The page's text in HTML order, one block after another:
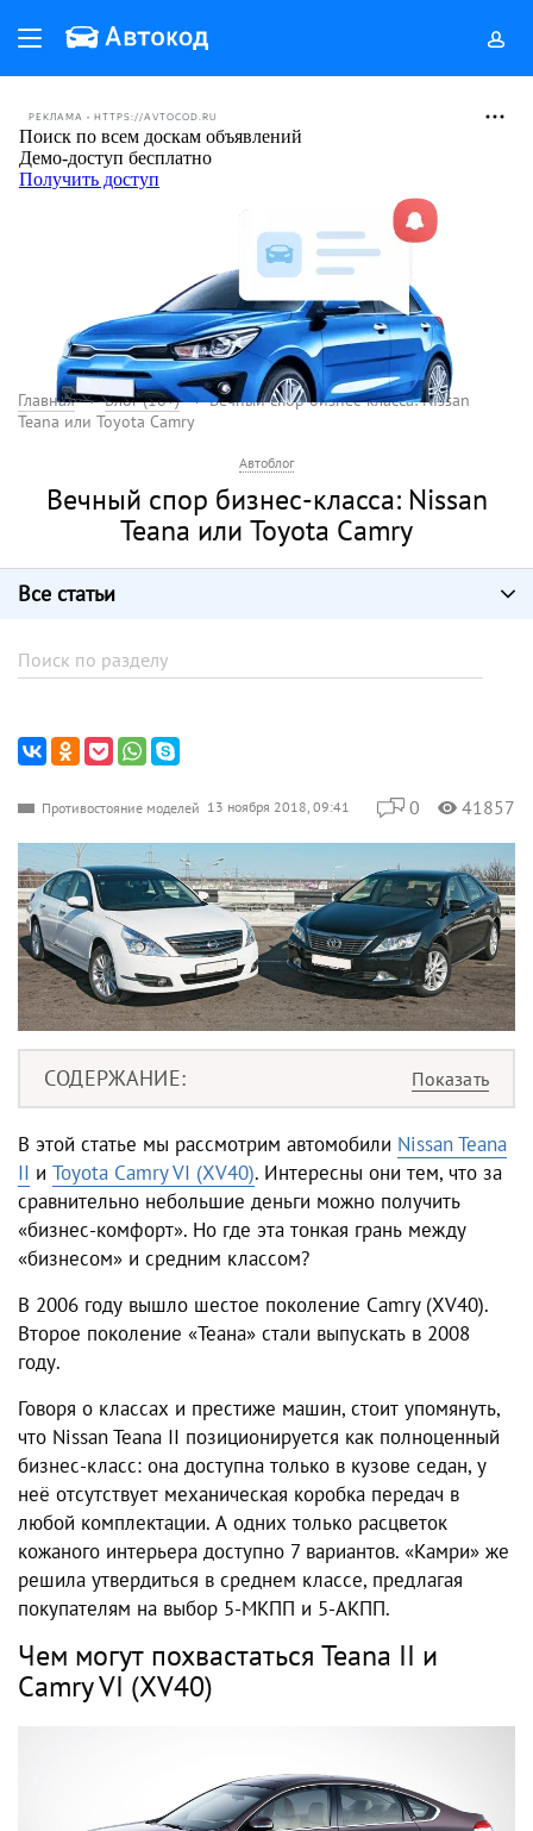
РЕКЛАМА • HTTPS://AVTOCOD.RU
Главная Блог (18+)
Вечный спор бизнес-класса: Nissan
Teana или Toyota Camry
Автоблог
Вечный спор бизнес-класса: Nissan
Teana или Toyota Camry
Все статьи
Противостояние моделей 13 ноября 2018, 09:41 0 41857
СОДЕРЖАНИЕ
В этой статье мы рассмотрим автомобили Nissan Teana
II и Toyota Camry VI (XV40). Интересны они тем, что за
сравнительно небольшие деньги можно получить
«бизнес-комфорт». Но где эта тонкая грань между
«бизнесом» и средним классом?
В 2006 году вышло шестое поколение Camry (XV40).
Второе поколение «Теана» стали выпускать в 2008
году.
Говоря о классах и престиже машин, стоит упомянуть,
что Nissan Teana II позиционируется как полноценный
бизнес-класс: она доступна только в кузове седан, у
неё отсутствует механическая коробка передач в
любой комплектации. А одних только расцветок
кожаного интерьера доступно 7 вариантов. «Камри» же
решила утвердиться в среднем классе, предлагая
покупателям на выбор 5-МКПП и 5-АКПП.
Чем могут похвастаться Teana II и
Camry VI (XV40)